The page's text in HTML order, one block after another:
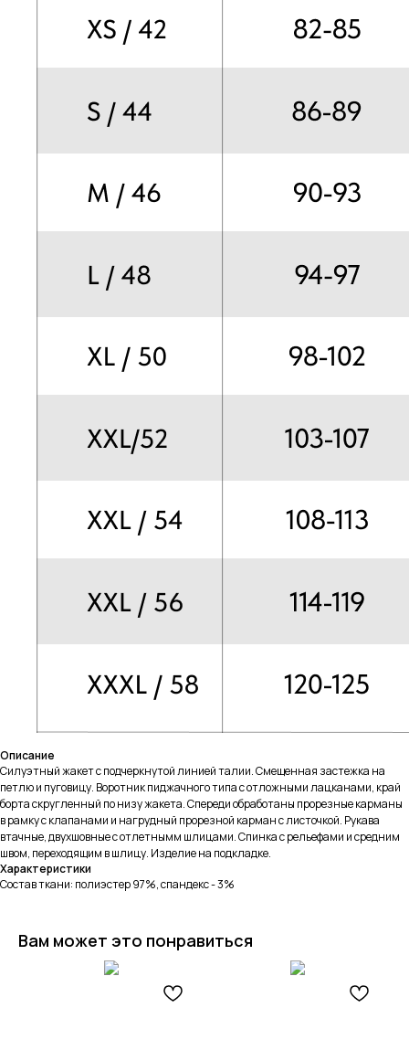
Описание
Силуэтный жакет с подчеркнутой линией талии. Смещенная застежка на
петлю и пуговицу. Воротник пиджачного типа с отложными лацканами, край
борта скругленный по низу жакета. Спереди обработаны прорезные карманы
в рамку с клапанами и нагрудный прорезной карман с листочкой. Рукава
втачные, двухшовные с отлетнымм шлицами. Спинка с рельефами и средним
швом, переходящим в шлицу. Изделие на подкладке.
Характеристики
Состав ткани: полиэстер 97%, спандекс - 3%
Вам может это понравиться